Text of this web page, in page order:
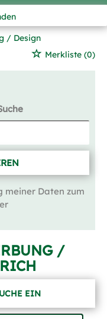
/ Design
Merkliste (0)
meiner Daten zum
/
EIN